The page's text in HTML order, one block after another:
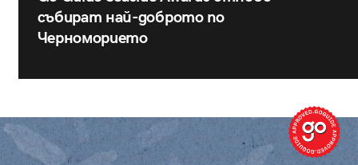
събират най-доброто по
Черноморието